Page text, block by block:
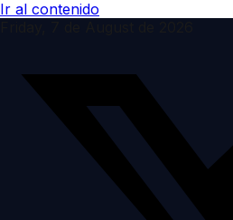
Ir al contenido